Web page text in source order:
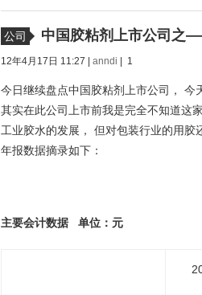
公司 中国胶粘剂上市公司之
12年4月17日 11:27 | anndi | 1
今日继续盘点中国胶粘剂上市公司， 今
其实在此公司上市前我是完全不知道这
工业胶水的发展， 但对包装行业的用胶
年报数据摘录如下：
主要会计数据 单位：元